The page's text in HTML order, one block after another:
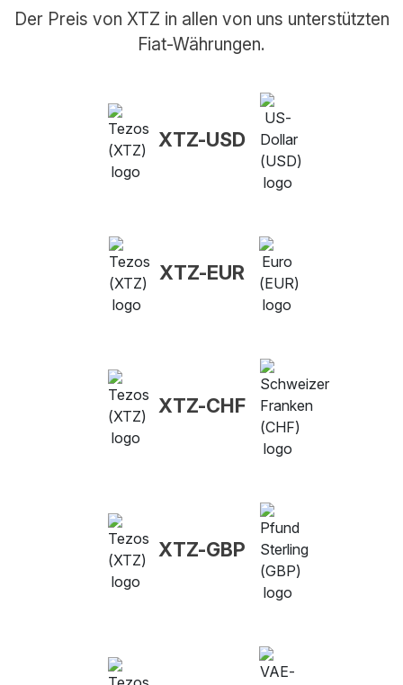
Der Preis von XTZ in allen von uns unterstützten
Fiat-Währungen.
XTZ-USD
XTZ-EUR
XTZ-CHF
XTZ-GBP